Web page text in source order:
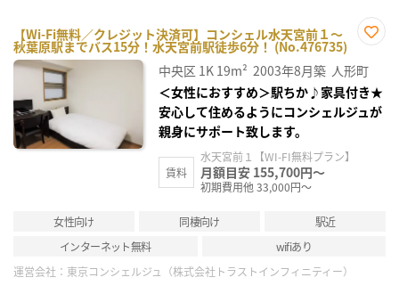
【Wi-Fi無料／クレジット決済可】コンシェル水天宮前１～
秋葉原駅までバス15分！水天宮前駅徒歩6分！ (No.476735)
に入
り登
録
中央区 1K 19m² 2003年8月築 人形町
＜女性におすすめ＞駅ちか♪家具付き★
安心して住めるようにコンシェルジュが
親身にサポート致します。
賃料
水天宮前１【WI-FI無料プラン】
月額目安 155,700円～
初期費用他 33,000円～
女性向け 同棲向け
駅近
インターネット無料
wifiあり
運営会社： 東京コンシェルジュ（株式会社トラストインフィニティー）